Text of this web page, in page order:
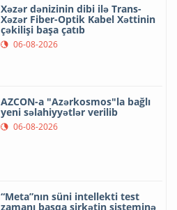
Xəzər dənizinin dibi ilə Trans-
Xəzər Fiber-Optik Kabel Xəttinin
çəkilişi başa çatıb
06-08-2026
AZCON-a "Azərkosmos"la bağlı
yeni səlahiyyətlər verilib
06-08-2026
“Meta”nın süni intellekti test
zamanı başqa şirkətin sisteminə